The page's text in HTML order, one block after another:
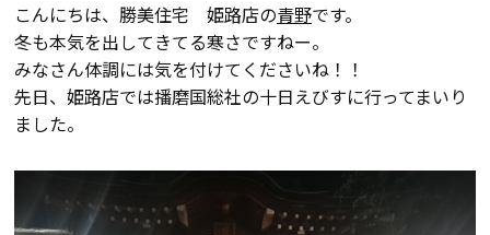
物件検索
会員登録
こんにちは、勝美住宅 姫路店の青野です。
冬も本気を出してきてる寒さですねー。
みなさん体調には気を付けてくださいね！！
先日、姫路店では播磨国総社の十日えびすに行ってまいり
ました。